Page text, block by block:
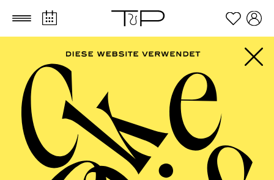
Zum Hauptinhalt springen Zum Footer springen
FILTER
SEPTEMBER 2026
PHILHARMONIE ESSEN